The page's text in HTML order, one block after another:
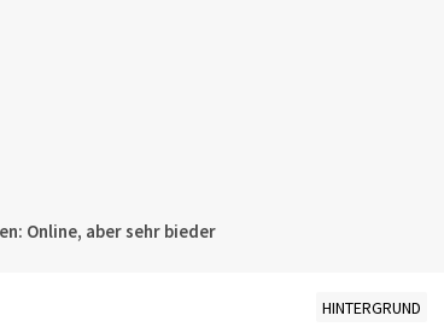
Online, aber sehr bieder
HINTERGRUND